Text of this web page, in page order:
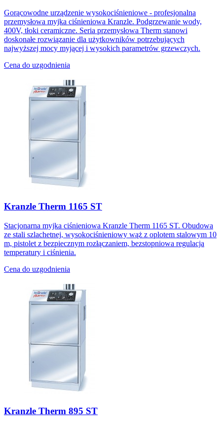
Gorącowodne urządzenie wysokociśnieniowe - profesjonalna
przemysłowa myjka ciśnieniowa Kranzle. Podgrzewanie wody,
400V, tłoki ceramiczne. Seria przemysłowa Therm stanowi
doskonałe rozwiązanie dla użytkowników potrzebujących
najwyższej mocy myjącej i wysokich parametrów grzewczych.
Cena do uzgodnienia
Kranzle Therm 1165 ST
Stacjonarna myjka ciśnieniowa Kranzle Therm 1165 ST. Obudowa
ze stali szlachetnej, wysokociśnieniowy wąż z oplotem stalowym 10
m, pistolet z bezpiecznym rozłączaniem, bezstopniowa regulacja
temperatury i ciśnienia.
Cena do uzgodnienia
Kranzle Therm 895 ST